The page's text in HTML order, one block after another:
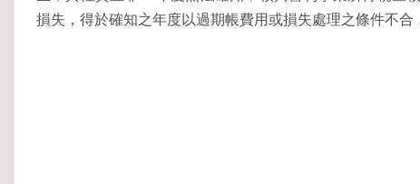
損失，得於確知之年度以過期帳費用或損失處理之條件不合